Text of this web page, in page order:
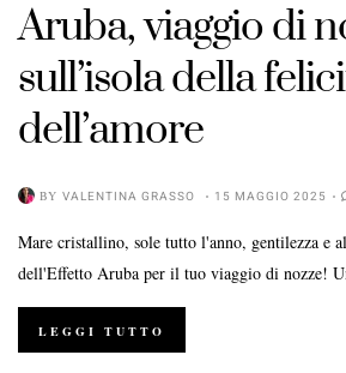
Aruba, viaggio di
sull’isola della
dell’amore
BY VALENTINA GRASSO 15 MAGGIO 2025
Mare cristallino, sole tutto l'anno, gentilezza e
dell'Effetto Aruba per il tuo viaggio di nozze!
LEGGI TUTTO